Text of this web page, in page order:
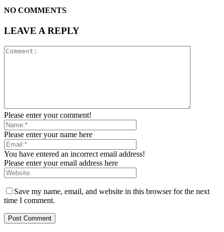
NO COMMENTS
LEAVE A REPLY
Please enter your comment!
Please enter your name here
You have entered an incorrect email address!
Please enter your email address here
Save my name, email, and website in this browser for the next
time I comment.